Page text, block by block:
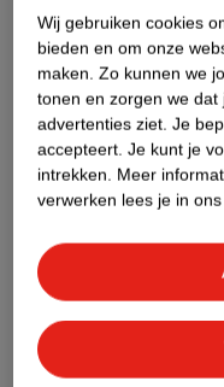
Nature Impact
Dit
Bekijk ook
Meer
Wij gebruiken cookies
bieden en om onze
maken. Zo kunnen we
tonen en zorgen we
advertenties ziet. Je
accepteert. Je kunt je
intrekken. Meer
verwerken lees je in ons